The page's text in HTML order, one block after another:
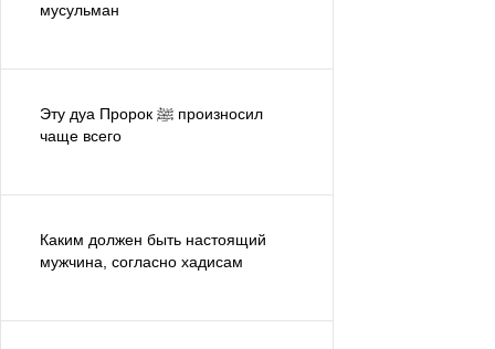
мусульман
Эту дуа Пророк ﷺ произносил
чаще всего
Каким должен быть настоящий
мужчина, согласно хадисам